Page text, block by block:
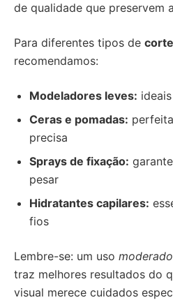
de qualidade que preservem
Para diferentes tipos de
recomendamos:
Modeladores leves:
Ceras e pomadas:
precisa
Sprays de fixação:
pesar
Hidratantes capilares:
fios
Lembre-se: um uso moderado
traz melhores resultados do
visual merece cuidados